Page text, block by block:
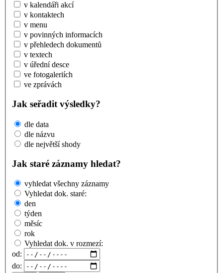
v kalendáři akcí
v kontaktech
v menu
v povinných informacích
v přehledech dokumentů
v textech
v úřední desce
ve fotogaleriích
ve zprávách
Jak seřadit výsledky?
dle data
dle názvu
dle největší shody
Jak staré záznamy hledat?
vyhledat všechny záznamy
Vyhledat dok. staré:
den
týden
měsíc
rok
Vyhledat dok. v rozmezí:
od:
do: